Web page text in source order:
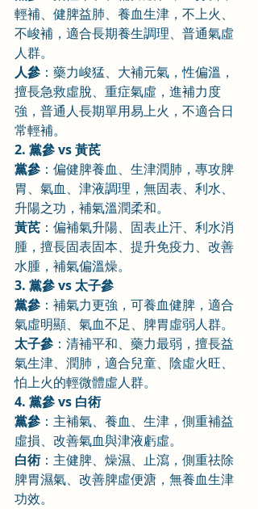
輕補、健脾益肺、養血生津，不上火、
不峻補，適合長期養生調理、普通氣虛
人群。
人參 ：藥力峻猛、大補元氣，性偏溫，
擅長急救虛脫、重症氣虛，進補力度
強，普通人長期單用易上火，不適合日
常輕補。
2. 黨參 vs 黃芪
黨參 ：偏健脾養血、生津潤肺，專攻脾
胃、氣血、津液調理，無固表、利水、
升陽之功，補氣溫潤柔和。
黃芪 ：偏補氣升陽、固表止汗、利水消
腫，擅長固表固本、提升免疫力、改善
水腫，補氣偏溫燥。
3. 黨參 vs 太子參
黨參 ：補氣力更強，可養血健脾，適合
氣虛明顯、氣血不足、脾胃虛弱人群。
太子參 ：清補平和、藥力最弱，擅長益
氣生津、潤肺，適合兒童、陰虛火旺、
怕上火的輕微體虛人群。
4. 黨參 vs 白術
黨參 ：主補氣、養血、生津，側重補益
虛損、改善氣血與津液虧虛。
白術：主健脾、燥濕、止瀉，側重祛除
脾胃濕氣、改善脾虛便溏，無養血生津
功效。